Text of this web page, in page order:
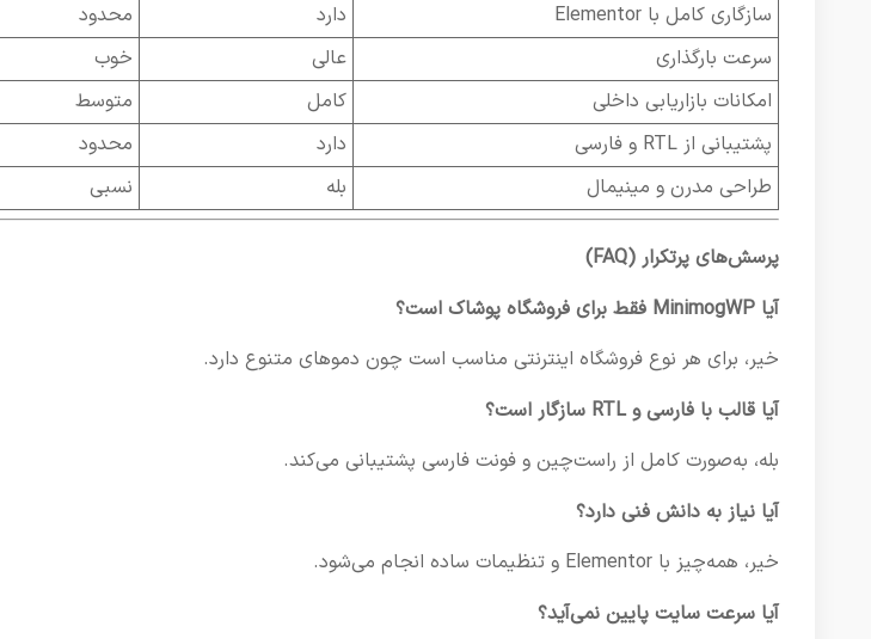
سازگاری کامل با Elementor
دارد محدود
سرعت بارگذاری
عالی خوب
امکانات بازاریابی داخلی
کامل متوسط
پشتیبانی از RTL و فارسی
دارد محدود
طراحی مدرن و مینیمال
بله نسبی
پرسش‌های پرتکرار (FAQ)
آیا MinimogWP فقط برای فروشگاه پوشاک است؟
خیر، برای هر نوع فروشگاه اینترنتی مناسب است چون دموهای متنوع دارد.
آیا قالب با فارسی و RTL سازگار است؟
بله، به‌صورت کامل از راست‌چین و فونت فارسی پشتیبانی می‌کند.
آیا نیاز به دانش فنی دارد؟
خیر، همه‌چیز با Elementor و تنظیمات ساده انجام می‌شود.
آیا سرعت سایت پایین نمی‌آید؟